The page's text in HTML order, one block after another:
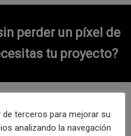
perder un píxel de
tu proyecto?
terceros para mejorar su
analizando la navegación